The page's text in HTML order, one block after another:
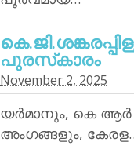
പുരസ്‌കാരം
November 2, 2025
യര്‍മാനും, കെ
അംഗങ്ങളും,